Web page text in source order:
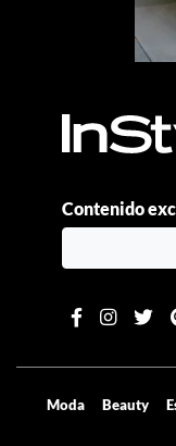
Contenido
Moda Beauty